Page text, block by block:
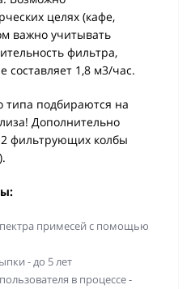
целях (кафе,
важно учитывать
фильтра,
составляет 1,8 м3/час.
типа подбираются на
Дополнительно
2 фильтрующих колбы
примесей с помощью
- до 5 лет
в процессе -